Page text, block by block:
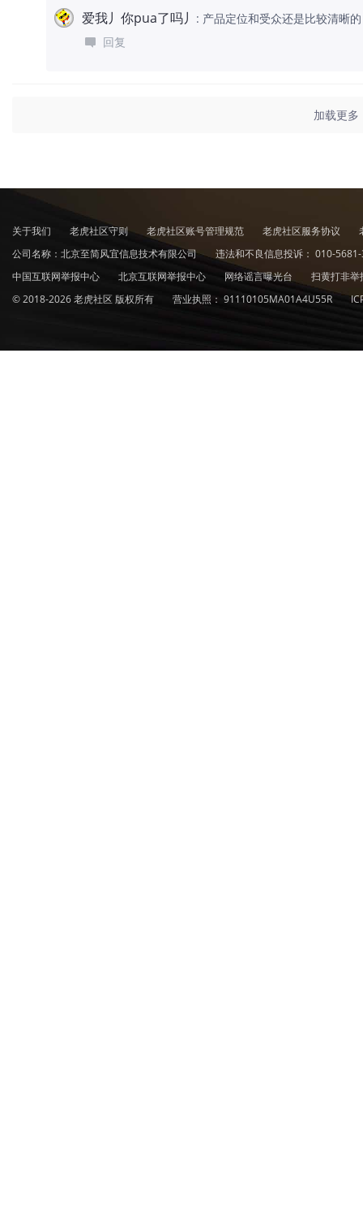
爱我丿你pua了吗丿 : 产品定位和受众还是比较清晰的
回复
加载更多
关于我们 老虎社区守则 老虎社区账号管理规范 老虎社区服务协议
公司名称：北京至简风宜信息技术有限公司
违法和不良信息投诉： 010-
中国互联网举报中心
北京互联网举报中心 网络谣言曝光台
扫黄打非
© 2018-2026 老虎社区 版权所有
营业执照： 91110105MA01A4U55R